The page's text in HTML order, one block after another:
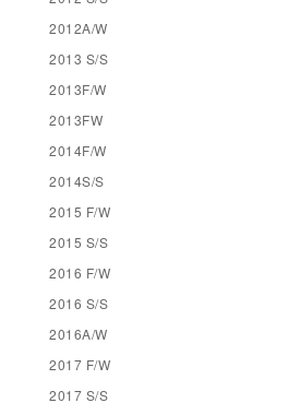
2012A/W
2013 S/S
2013F/W
2013FW
2014F/W
2014S/S
2015 F/W
2015 S/S
2016 F/W
2016 S/S
2016A/W
2017 F/W
2017 S/S